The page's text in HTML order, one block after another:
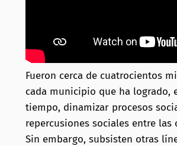
Fueron cerca de cuatrocientos
cada municipio que ha logrado,
tiempo, dinamizar procesos
repercusiones sociales entre las
Sin embargo, subsisten otras